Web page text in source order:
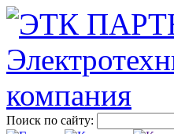
Поиск по сайту: